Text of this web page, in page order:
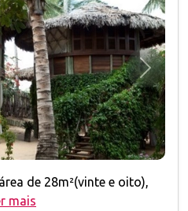
de 28m²(vinte e oito),
mais